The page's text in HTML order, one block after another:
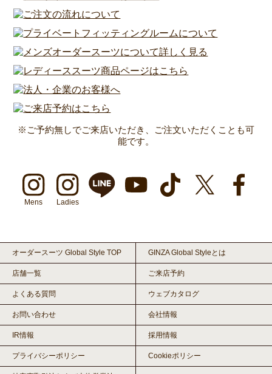
※ご予約無しでご来店いただき、ご注文いただくことも可
能です。
Mens Ladies
オーダースーツ Global Style TOP GINZA Global Styleとは
店舗一覧 ご来店予約
よくある質問 ウェブカタログ
お問い合わせ 会社情報
IR情報 採用情報
プライバシーポリシー Cookieポリシー